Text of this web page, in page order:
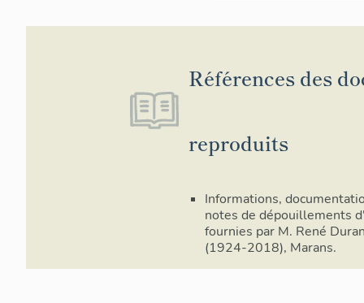
Références des
reproduits
Informations,
notes de dépouillements
fournies par M. René
(1924-2018), Marans.